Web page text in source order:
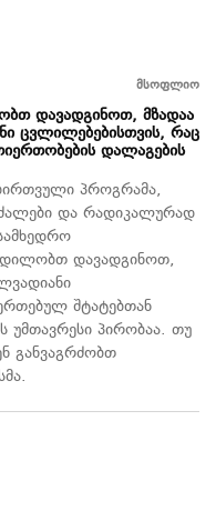
მსოფლიო
დავადგინოთ, მზადაა
ცვლილებებისთვის, რაც
დალაგების
პროგრამა,
და რადიკალურად
დავადგინოთ,
შტატებთან
უმთავრესი პირობაა. თუ
განვაგრძობთ